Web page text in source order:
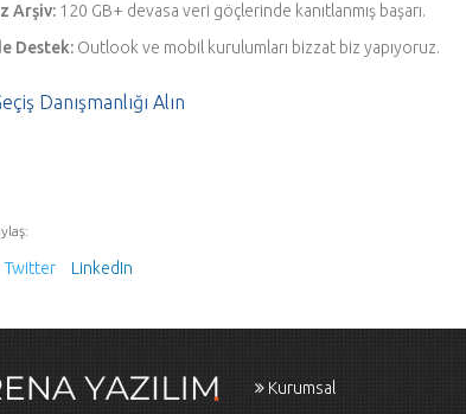
Arşiv: 120 GB+ devasa veri göçlerinde kanıtlanmış başarı.
Destek: Outlook ve mobil kurulumları bizzat biz yapıyoruz.
Danışmanlığı Alın
Twitter LinkedIn
Kurumsal